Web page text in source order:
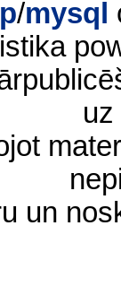
/mysql
un